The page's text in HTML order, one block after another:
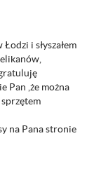
i słyszałem
Pan ,że można
na Pana stronie